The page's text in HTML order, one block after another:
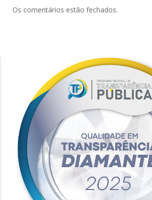
Os comentários estão fechados.